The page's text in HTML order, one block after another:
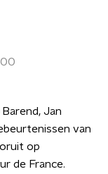
Jan
van
op
de France.